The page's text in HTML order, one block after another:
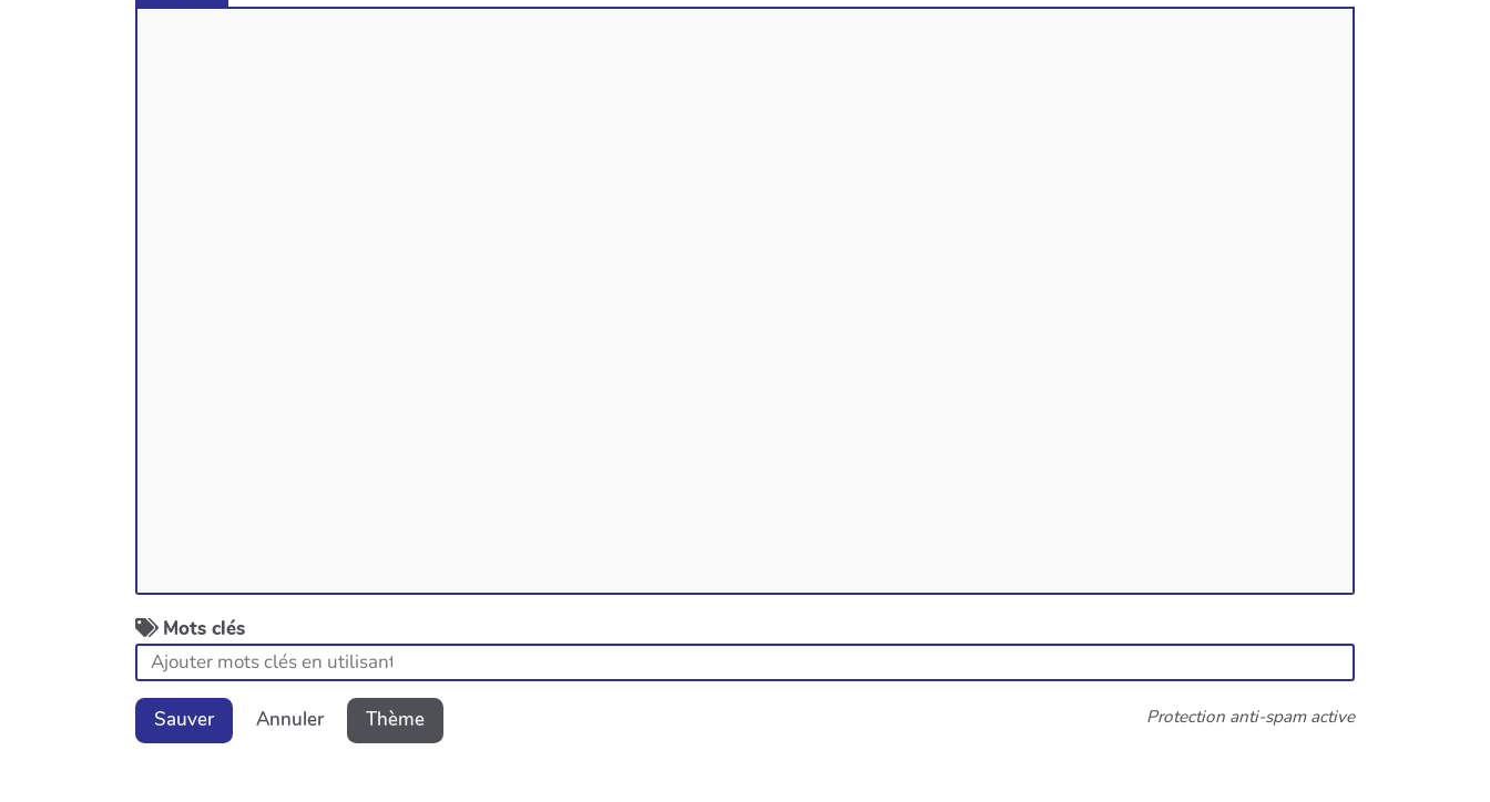
Mots clés
Sauver Annuler Thème Protection anti-spam active